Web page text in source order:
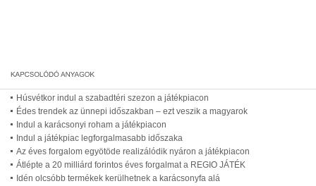
Húsvétkor indul a szabadtéri szezon a játékpiacon
Édes trendek az ünnepi időszakban – ezt veszik a magyarok
Indul a karácsonyi roham a játékpiacon
Indul a játékpiac legforgalmasabb időszaka
Az éves forgalom egyötöde realizálódik nyáron a játékpiacon
Átlépte a 20 milliárd forintos éves forgalmat a REGIO JÁTÉK
Idén olcsóbb termékek kerülhetnek a karácsonyfa alá